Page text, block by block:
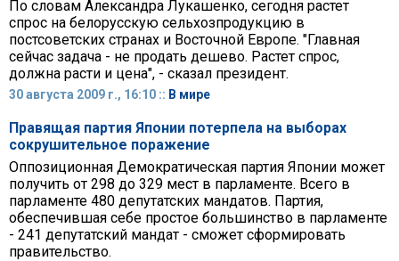
По словам Александра Лукашенко, сегодня растет
спрос на белорусскую сельхозпродукцию в
постсоветских странах и Восточной Европе. "Главная
сейчас задача - не продать дешево. Растет спрос,
должна расти и цена", - сказал президент.
30 августа 2009 г., 16:10 :: В мире
Правящая партия Японии потерпела на выборах
сокрушительное поражение
Оппозиционная Демократическая партия Японии может
получить от 298 до 329 мест в парламенте. Всего в
парламенте 480 депутатских мандатов. Партия,
обеспечившая себе простое большинство в парламенте
- 241 депутатский мандат - сможет сформировать
правительство.